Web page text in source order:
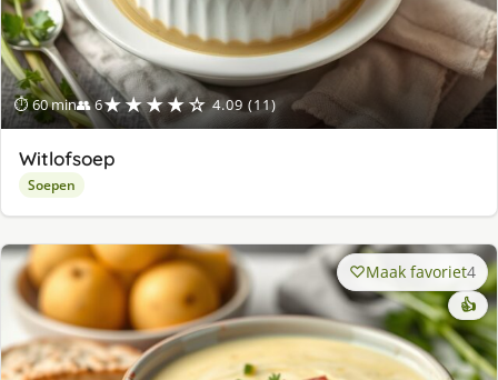
⏱ 60 min👥 6★★★★☆ 4.09 (11)
Witlofsoep
Soepen
Maak favoriet4
👍